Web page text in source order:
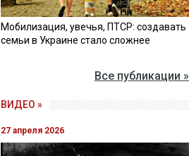
Мобилизация, увечья, ПТСР: создавать
семьи в Украине стало сложнее
Все публикации »
ВИДЕО »
27 апреля 2026